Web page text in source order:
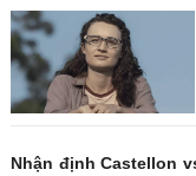
Nhận định Castellon